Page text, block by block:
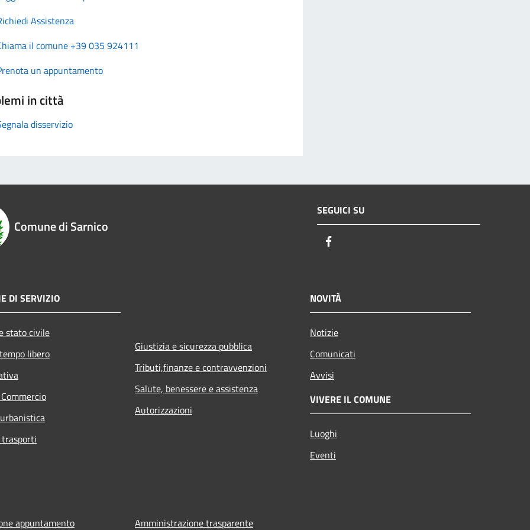
Assistenza
il comune +39 035 924111
un appuntamento
in città
disservizio
Comune di Sarnico
SEGUICI SU
DI SERVIZIO
stato civile
libero
Giustizia e sicurezza pubblica
Tributi,finanze e contravvenzioni
Salute, benessere e assistenza
Autorizzazioni
NOVITÀ
Notizie
Comunicati
Avvisi
VIVERE IL COMUNE
Luoghi
Eventi
appuntamento Amministrazione trasparente